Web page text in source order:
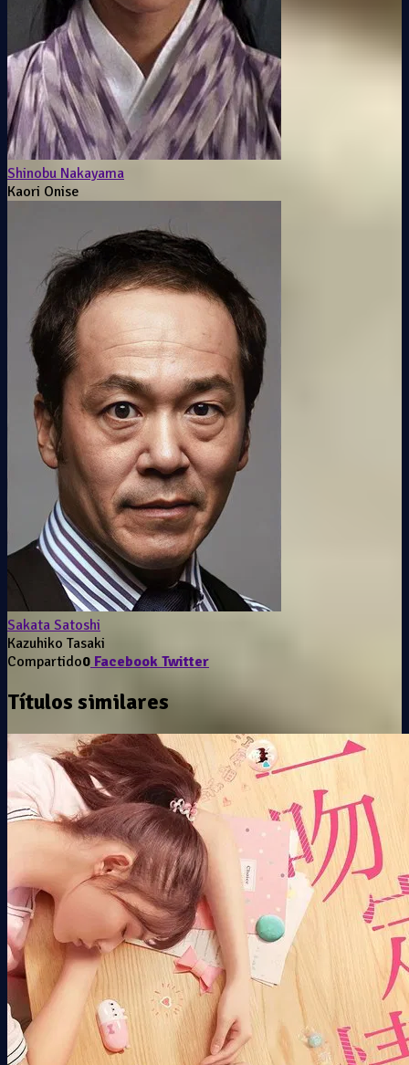
Shinobu Nakayama
Kaori Onise
Sakata Satoshi
Kazuhiko Tasaki
Compartido0 Facebook Twitter
Títulos similares